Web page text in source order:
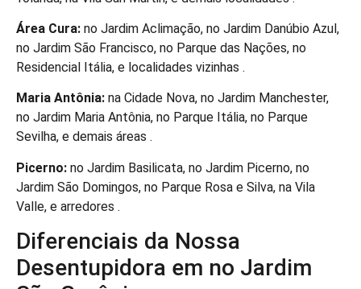
Área Cura: no Jardim Aclimação, no Jardim Danúbio Azul,
no Jardim São Francisco, no Parque das Nações, no
Residencial Itália, e localidades vizinhas .
Maria Antônia: na Cidade Nova, no Jardim Manchester,
no Jardim Maria Antônia, no Parque Itália, no Parque
Sevilha, e demais áreas .
Picerno: no Jardim Basilicata, no Jardim Picerno, no
Jardim São Domingos, no Parque Rosa e Silva, na Vila
Valle, e arredores .
Diferenciais da Nossa
Desentupidora em no Jardim